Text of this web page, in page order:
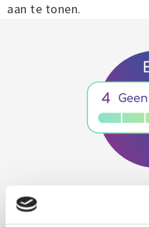
aan te tonen.
Maak je voortgang
gevalideerd